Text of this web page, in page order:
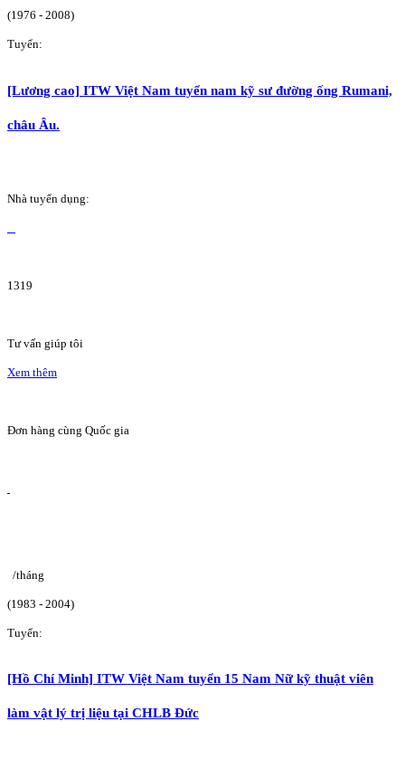
(1976 - 2008)
Tuyển:
[Lương cao] ITW Việt Nam tuyển nam kỹ sư đường ống Rumani,
châu Âu.
Nhà tuyển dụng:
1319
Tư vấn giúp tôi
Xem thêm
Đơn hàng cùng Quốc gia
/tháng
(1983 - 2004)
Tuyển:
[Hồ Chí Minh] ITW Việt Nam tuyển 15 Nam Nữ kỹ thuật viên
làm vật lý trị liệu tại CHLB Đức